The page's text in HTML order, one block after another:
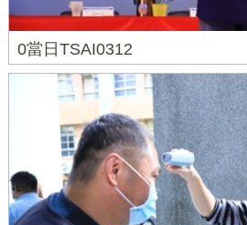
0當日TSAI0312